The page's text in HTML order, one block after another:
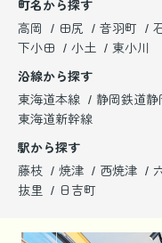
町名から探す
高岡
田尻 音羽町
下小田
小土
東小川
沿線から探す
東海道本線
静岡鉄道
東海道新幹線
駅から探す
藤枝
焼津 西焼津
抜里
日吉町